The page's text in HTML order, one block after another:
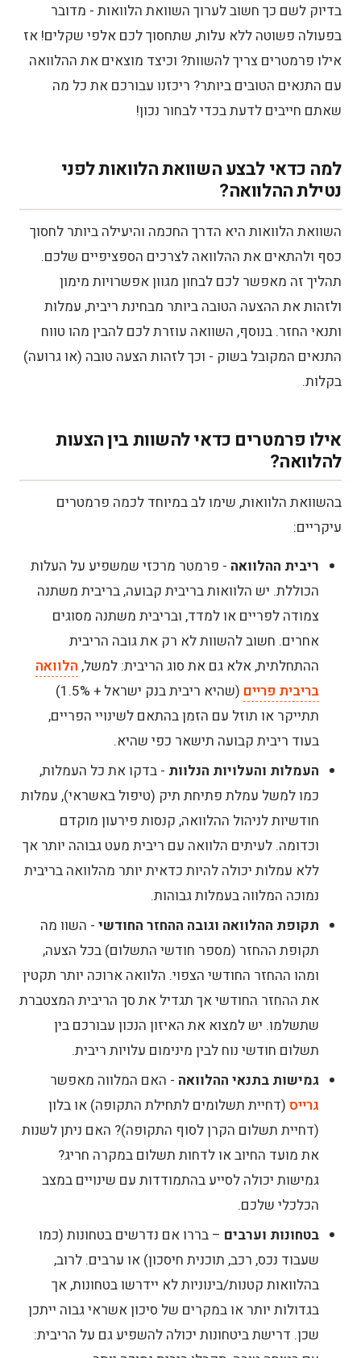
איך משווים הלוואות ללא ריבית?
אילו גופים מעניקים הלוואות ללא ריבית
מה ההבדלים בהלוואות ללא ריבית?
אילו גורמים משפיעים על גובה הריבית?
אסטרטגיות לקבלת ריבית נמוכה בהשוואת
הלוואות
השוואת הלוואות למסורבים בישראל
למה כדאי לשים לב בהשוואת הלוואות
למסורבים?
הלוואות כנגד בטוחה למסורבי אשראי
השוואת הלוואות כנגד בטוחה בישראל
איך לבצע השוואת הלוואות לעסקים קטנים?
השוואת הלוואות לעסקים קטנים ובינוניים
בישראל
השוואת הלוואות בערבות מדינה לעסקים
השוואת הלוואות חוץ-בנקאיות לעסקים
השוואת הלוואות חברתיות לעסקים
בדיוק לשם כך חשוב לערוך השוואת הלוואות - מדובר
בפעולה פשוטה ללא עלות, שתחסוך לכם אלפי שקלים! אז
אילו פרמטרים צריך להשוות? וכיצד מוצאים את ההלוואה
עם התנאים הטובים ביותר? ריכזנו עבורכם את כל מה
שאתם חייבים לדעת בכדי לבחור נכון!
למה כדאי לבצע השוואת הלוואות לפני
נטילת ההלוואה?
השוואת הלוואות היא הדרך החכמה והיעילה ביותר לחסוך
כסף ולהתאים את ההלוואה לצרכים הספציפיים שלכם.
תהליך זה מאפשר לכם לבחון מגוון אפשרויות מימון
ולזהות את ההצעה הטובה ביותר מבחינת ריבית, עמלות
ותנאי החזר. בנוסף, השוואה עוזרת לכם להבין מהו טווח
התנאים המקובל בשוק - וכך לזהות הצעה טובה (או גרועה)
בקלות.
אילו פרמטרים כדאי להשוות בין הצעות
להלוואה?
בהשוואת הלוואות, שימו לב במיוחד לכמה פרמטרים
עיקריים:
ריבית ההלוואה - פרמטר מרכזי שמשפיע על העלות
הכוללת. יש הלוואות בריבית קבועה, בריבית משתנה
צמודה לפריים או למדד, ובריבית משתנה מסוגים
אחרים. חשוב להשוות לא רק את גובה הריבית
ההתחלתית, אלא גם את סוג הריבית: למשל, הלוואה
בריבית פריים
(שהיא ריבית בנק ישראל + 1.5%)
תתייקר או תוזל עם הזמן בהתאם לשינויי הפריים,
בעוד ריבית קבועה תישאר כפי שהיא.
העמלות והעלויות הנלוות - בדקו את כל העמלות,
כמו למשל עמלת פתיחת תיק (טיפול באשראי), עמלות
חודשיות לניהול ההלוואה, קנסות פירעון מוקדם
וכדומה. לעיתים הלוואה עם ריבית מעט גבוהה יותר אך
ללא עמלות יכולה להיות כדאית יותר מהלוואה בריבית
נמוכה המלווה בעמלות גבוהות.
תקופת ההלוואה וגובה ההחזר החודשי - השוו מה
תקופת ההחזר (מספר חודשי התשלום) בכל הצעה,
ומהו ההחזר החודשי הצפוי. הלוואה ארוכה יותר תקטין
את ההחזר החודשי אך תגדיל את סך הריבית המצטברת
שתשלמו. יש למצוא את האיזון הנכון עבורכם בין
תשלום חודשי נוח לבין מינימום עלויות ריבית.
גמישות בתנאי ההלוואה - האם המלווה מאפשר
גרייס (דחיית תשלומים לתחילת התקופה) או בלון
(דחיית תשלום הקרן לסוף התקופה)? האם ניתן לשנות
את מועד החיוב או לדחות תשלום במקרה חריג?
גמישות יכולה לסייע בהתמודדות עם שינויים במצב
הכלכלי שלכם.
בטחונות וערבים – בררו אם נדרשים בטחונות (כמו
שעבוד נכס, רכב, תוכנית חיסכון) או ערבים. לרוב,
בהלוואות קטנות/בינוניות לא יידרשו בטחונות, אך
בגדולות יותר או במקרים של סיכון אשראי גבוה ייתכן
שכן. דרישת ביטחונות יכולה להשפיע גם על הריבית: